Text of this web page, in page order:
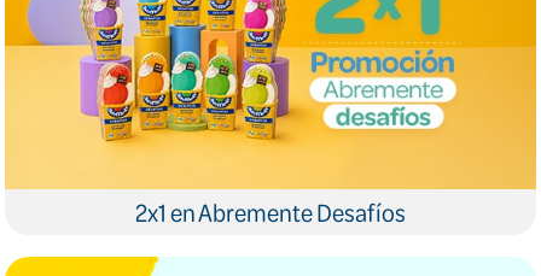
2x1 en Abremente Desafíos